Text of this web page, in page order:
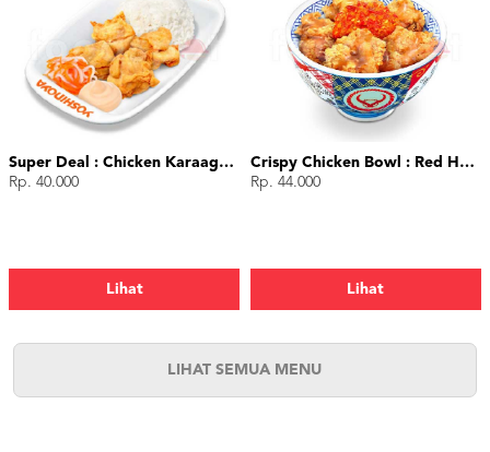
Super Deal : Chicken Karaage (4 pcs)
Rp. 40.000
Lihat
Crispy Chicken Bowl : Red Hot Chili
Rp. 44.000
Lihat
LIHAT SEMUA MENU